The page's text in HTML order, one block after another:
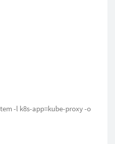
-l k8s-app=kube-proxy -o